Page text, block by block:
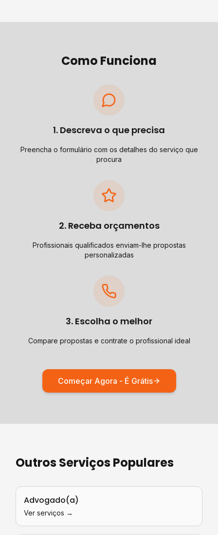
Como Funciona
1. Descreva o que precisa
Preencha o formulário com os detalhes do serviço que
procura
2. Receba orçamentos
Profissionais qualificados enviam-lhe propostas
personalizadas
3. Escolha o melhor
Compare propostas e contrate o profissional ideal
Começar Agora - É Grátis
Outros Serviços Populares
Advogado(a)
Ver serviços →